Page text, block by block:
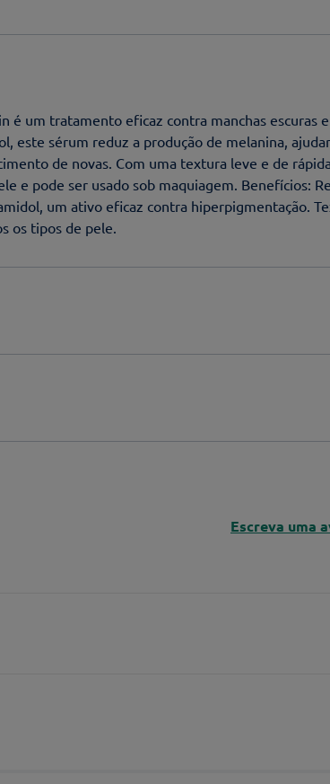
é um tratamento eficaz contra manchas escuras e
este sérum reduz a produção de melanina,
de novas. Com uma textura leve e de rápida
e pode ser usado sob maquiagem. Benefícios:
um ativo eficaz contra hiperpigmentação.
os tipos de pele.
Escreva uma